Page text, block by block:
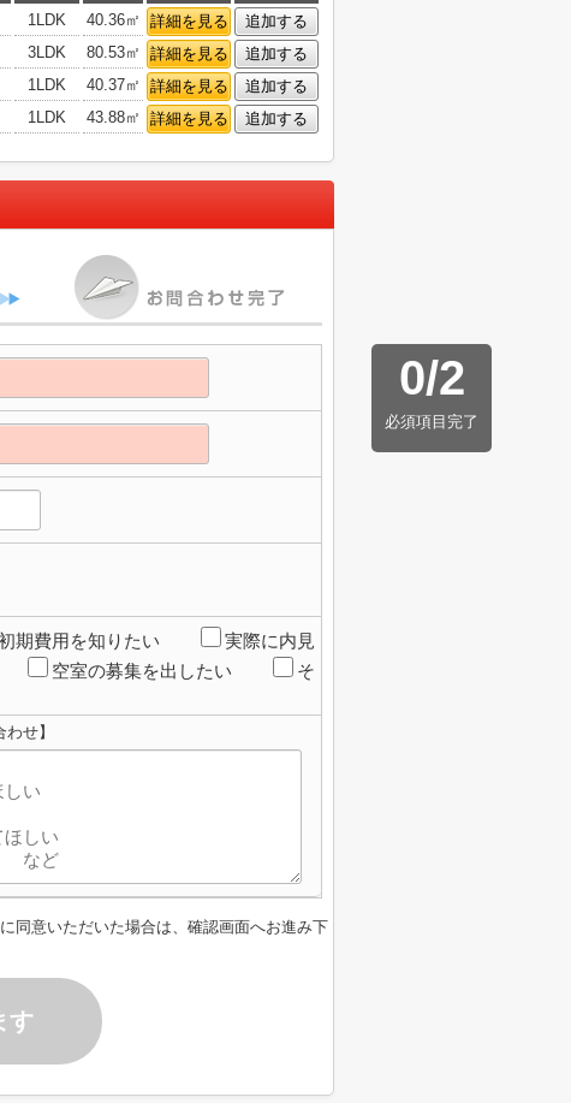
1LDK 40.36㎡ 詳細を見る
追加する
3LDK 80.53㎡ 詳細を見る
追加する
1LDK 40.37㎡ 詳細を見る
追加する
1LDK 43.88㎡ 詳細を見る 追加する
0/2
必須項目完了
期費用を知りたい
実際に内見
空室の募集を出したい
そ
せ】
同意いただいた場合は、確認画面へお進み下
す